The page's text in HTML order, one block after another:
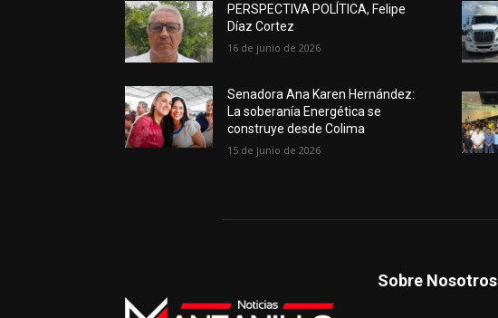
PERSPECTIVA POLÍTICA, Felipe
Díaz Cortez
16 de junio de 2026
Senadora Ana Karen Hernández:
La soberanía Energética se
construye desde Colima
15 de junio de 2026
Sobre Nosotros